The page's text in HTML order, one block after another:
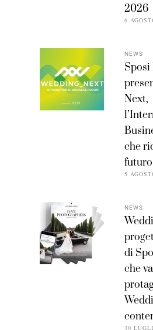
2026
6
NEWS
Sposi
Next,
che
5
NEWS
di
che
30